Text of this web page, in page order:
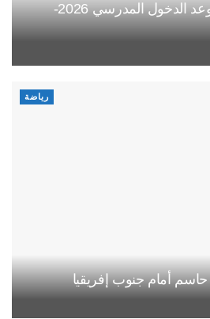
وزارة التربية تحسم موعد الدخول المدرسي 2026-
رياضة
أمام جنوب إفريقيا